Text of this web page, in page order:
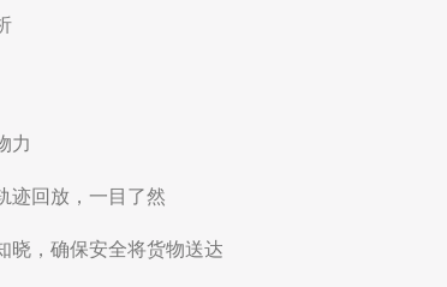
力
迹回放，一目了然
晓，确保安全将货物送达